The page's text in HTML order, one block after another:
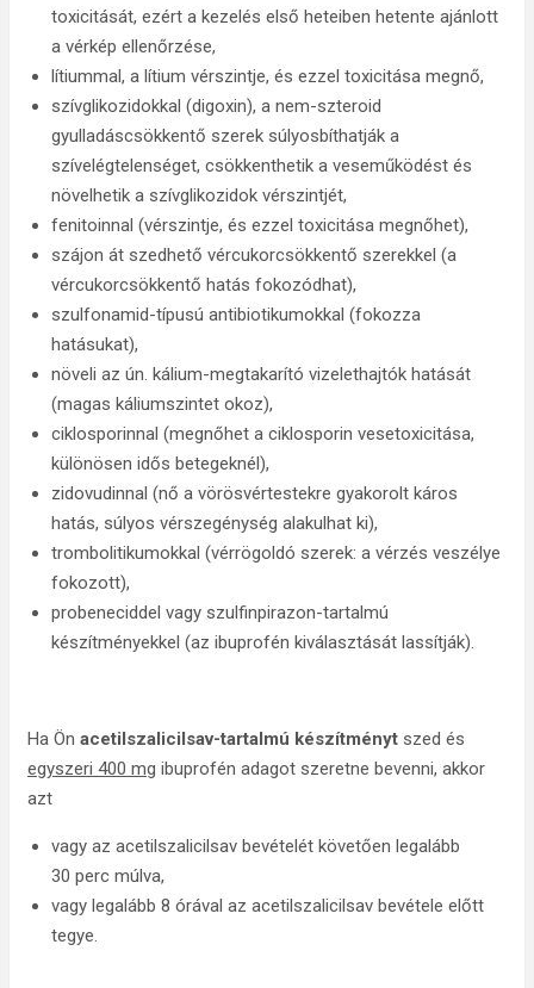
toxicitását, ezért a kezelés első heteiben hetente ajánlott
a vérkép ellenőrzése,
lítiummal, a lítium vérszintje, és ezzel toxicitása megnő,
szívglikozidokkal (digoxin), a nem-szteroid
gyulladáscsökkentő szerek súlyosbíthatják a
szívelégtelenséget, csökkenthetik a veseműködést és
növelhetik a szívglikozidok vérszintjét,
fenitoinnal (vérszintje, és ezzel toxicitása megnőhet),
szájon át szedhető vércukorcsökkentő szerekkel (a
vércukorcsökkentő hatás fokozódhat),
szulfonamid-típusú antibiotikumokkal (fokozza
hatásukat),
növeli az ún. kálium-megtakarító vizelethajtók hatását
(magas káliumszintet okoz),
ciklosporinnal (megnőhet a ciklosporin vesetoxicitása,
különösen idős betegeknél),
zidovudinnal (nő a vörösvértestekre gyakorolt káros
hatás, súlyos vérszegénység alakulhat ki),
trombolitikumokkal (vérrögoldó szerek: a vérzés veszélye
fokozott),
probeneciddel vagy szulfinpirazon-tartalmú
készítményekkel (az ibuprofén kiválasztását lassítják).
Ha Ön acetilszalicilsav-tartalmú készítményt szed és
egyszeri 400 mg ibuprofén adagot szeretne bevenni, akkor
azt
vagy az acetilszalicilsav bevételét követően legalább
30 perc múlva,
vagy legalább 8 órával az acetilszalicilsav bevétele előtt
tegye.